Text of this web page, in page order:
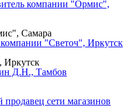
Самара
Иркутск